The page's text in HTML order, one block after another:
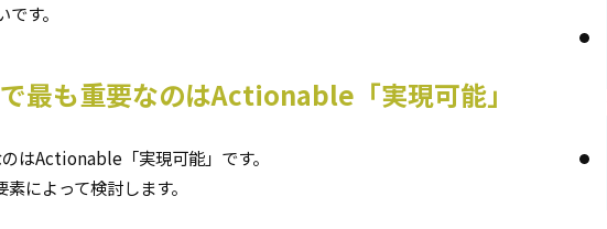
す。
で最も重要なのはActionable「実現可能」
はActionable「実現可能」です。
によって検討します。